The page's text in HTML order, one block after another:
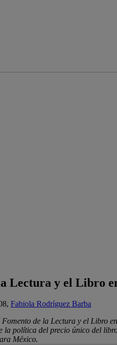
Lectura y el Libro
Fabiola Rodríguez Barba
de la Lectura y el Libro
política del precio único del
México.